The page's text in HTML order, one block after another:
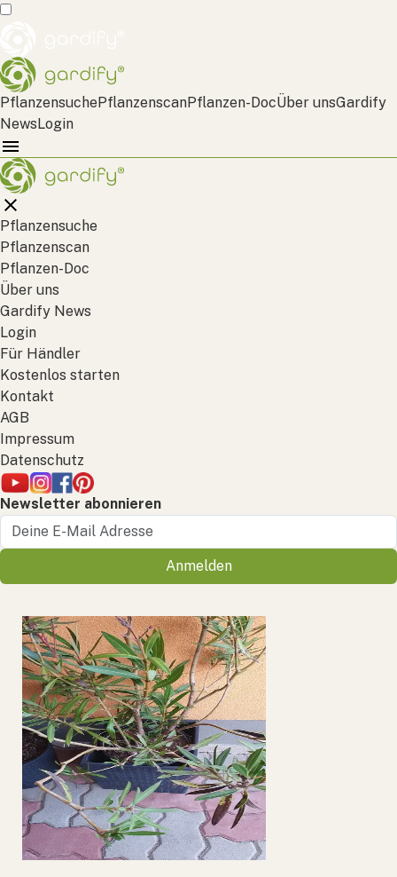
PflanzensuchePflanzenscanPflanzen-DocÜber unsGardify
NewsLogin
Pflanzensuche
Pflanzenscan
Pflanzen-Doc
Über uns
Gardify News
Login
Für Händler
Kostenlos starten
Kontakt
AGB
Impressum
Datenschutz
Newsletter abonnieren
Anmelden